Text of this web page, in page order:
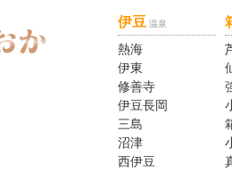
伊豆 温泉
熱海
伊東
修善寺
伊豆長岡
三島
沼津
西伊豆